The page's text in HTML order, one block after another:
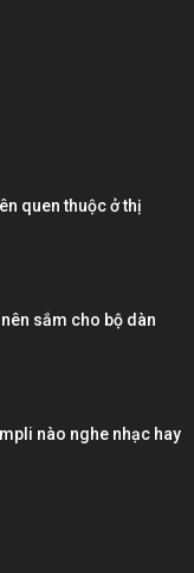
quen thuộc ở thị
sắm cho bộ dàn
nào nghe nhạc hay